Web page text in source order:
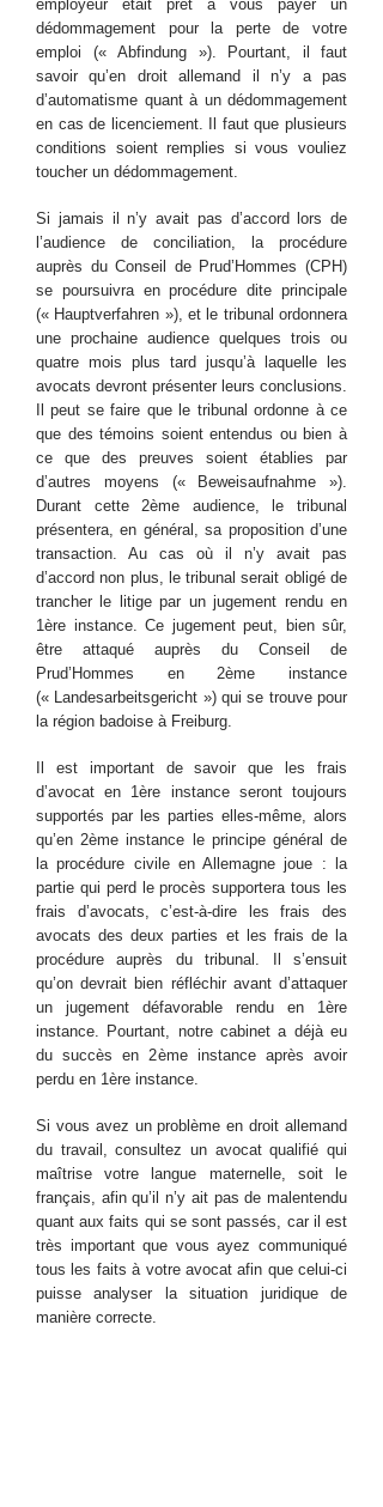
employeur était prêt à vous payer un
dédommagement pour la perte de votre
emploi (« Abfindung »). Pourtant, il faut
savoir qu’en droit allemand il n’y a pas
d’automatisme quant à un dédommagement
en cas de licenciement. Il faut que plusieurs
conditions soient remplies si vous vouliez
toucher un dédommagement.
Si jamais il n’y avait pas d’accord lors de
l’audience de conciliation, la procédure
auprès du Conseil de Prud’Hommes (CPH)
se poursuivra en procédure dite principale
(« Hauptverfahren »), et le tribunal ordonnera
une prochaine audience quelques trois ou
quatre mois plus tard jusqu’à laquelle les
avocats devront présenter leurs conclusions.
Il peut se faire que le tribunal ordonne à ce
que des témoins soient entendus ou bien à
ce que des preuves soient établies par
d’autres moyens (« Beweisaufnahme »).
Durant cette 2ème audience, le tribunal
présentera, en général, sa proposition d’une
transaction. Au cas où il n’y avait pas
d’accord non plus, le tribunal serait obligé de
trancher le litige par un jugement rendu en
1ère instance. Ce jugement peut, bien sûr,
être attaqué auprès du Conseil de
Prud’Hommes en 2ème instance
(« Landesarbeitsgericht ») qui se trouve pour
la région badoise à Freiburg.
Il est important de savoir que les frais
d’avocat en 1ère instance seront toujours
supportés par les parties elles-même, alors
qu’en 2ème instance le principe général de
la procédure civile en Allemagne joue : la
partie qui perd le procès supportera tous les
frais d’avocats, c’est-à-dire les frais des
avocats des deux parties et les frais de la
procédure auprès du tribunal. Il s’ensuit
qu’on devrait bien réfléchir avant d’attaquer
un jugement défavorable rendu en 1ère
instance. Pourtant, notre cabinet a déjà eu
du succès en 2ème instance après avoir
perdu en 1ère instance.
Si vous avez un problème en droit allemand
du travail, consultez un avocat qualifié qui
maîtrise votre langue maternelle, soit le
français, afin qu’il n’y ait pas de malentendu
quant aux faits qui se sont passés, car il est
très important que vous ayez communiqué
tous les faits à votre avocat afin que celui-ci
puisse analyser la situation juridique de
manière correcte.